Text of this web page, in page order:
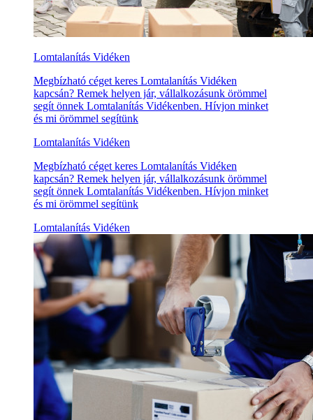
Lomtalanítás Vidéken
Megbízható céget keres Lomtalanítás Vidéken
kapcsán? Remek helyen jár, vállalkozásunk örömmel
segít önnek Lomtalanítás Vidékenben. Hívjon minket
és mi örömmel segítünk
Lomtalanítás Vidéken
Megbízható céget keres Lomtalanítás Vidéken
kapcsán? Remek helyen jár, vállalkozásunk örömmel
segít önnek Lomtalanítás Vidékenben. Hívjon minket
és mi örömmel segítünk
Lomtalanítás Vidéken